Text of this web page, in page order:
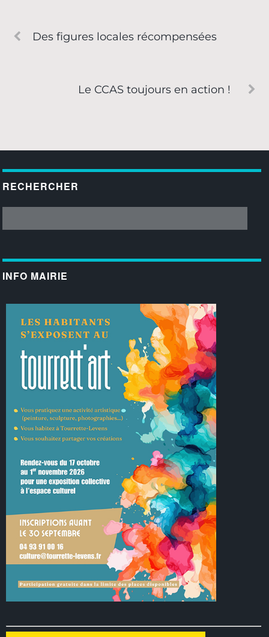
Des figures locales récompensées
Le CCAS toujours en action !
RECHERCHER
INFO MAIRIE